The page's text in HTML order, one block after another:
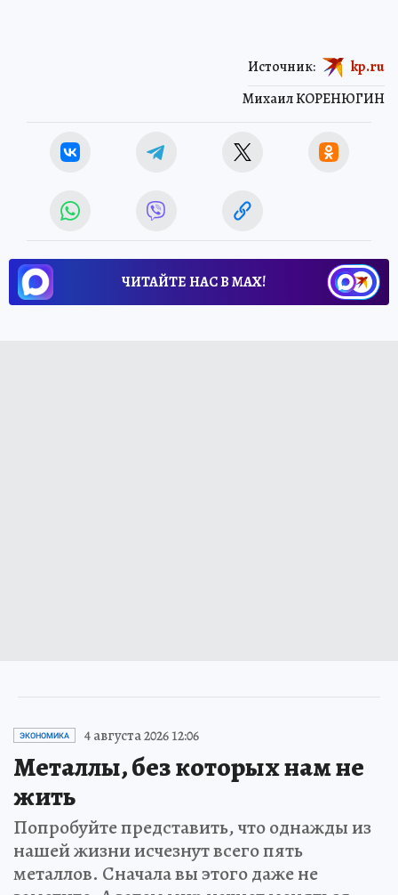
Михаил КОРЕНЮГИН
Источник: kp.ru
ЧИТАЙТЕ НАС В МАХ!
ЭКОНОМИКА 4 августа 2026 12:06
Металлы, без которых нам не
жить
Попробуйте представить, что однажды из
нашей жизни исчезнут всего пять
металлов. Сначала вы этого даже не